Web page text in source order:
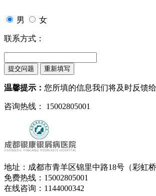
男 女
联系方式：
温馨提示： 您所填的信息我们将及时反馈
咨询热线： 15002805001
地址：成都市青羊区锦里中路18号（彩虹
免费热线：15002805001
在线咨询：1144000342